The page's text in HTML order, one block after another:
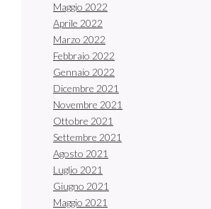
Maggio 2022
Aprile 2022
Marzo 2022
Febbraio 2022
Gennaio 2022
Dicembre 2021
Novembre 2021
Ottobre 2021
Settembre 2021
Agosto 2021
Luglio 2021
Giugno 2021
Maggio 2021